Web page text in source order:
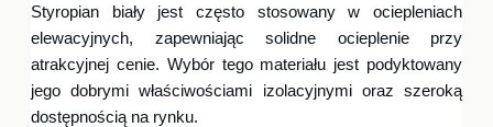
Styropian biały jest często stosowany w ociepleniach
elewacyjnych, zapewniając solidne ocieplenie przy
atrakcyjnej cenie. Wybór tego materiału jest podyktowany
jego dobrymi właściwościami izolacyjnymi oraz szeroką
dostępnością na rynku.